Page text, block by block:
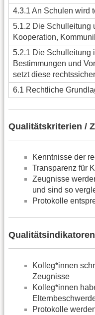
4.3.1 An Schulen wird
5.1.2 Die Schulleitung
Kooperation,
5.2.1 Die Schulleitung
Bestimmungen und
setzt diese
6.1 Rechtliche
Qualitätskriterien /
Kenntnisse der
Transparenz für
Zeugnisse
und sind so
Protokolle
Qualitätsindikatoren
Kolleg*innen
Zeugnisse
Kolleg*innen
Protokolle